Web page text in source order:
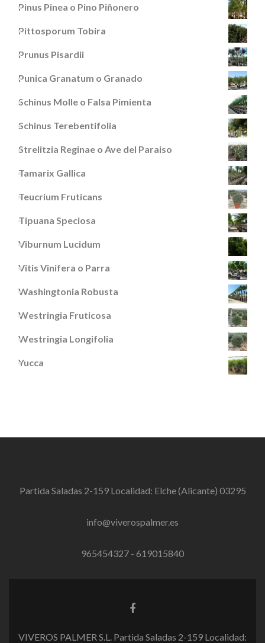
Pinus Pinea o Pino Piñonero
Pittosporum Tobira
Prunus Pisardii
Punica Granatum o Granado
Schinus Molle o Falsa Pimienta
Schinus Terebentifolia
Strelitzia Reginae o Ave del Paraiso
Tamarix Gallica
Teucrium Fruticans
Tipuana Speciosa
Viburnum Lucidum
Vitis Vinifera o Parra
Washingtonia Robusta
Westringia Fruticosa
Westringia Longifolia
Yucca
Partida Saladas 2-159 Localidad: Elche (Alicante) 03295
info@viverospalmer.es
965454327 - 619015840
E
VIVEROS PALMER S.L. Partida Saladas 2-159 Localidad: